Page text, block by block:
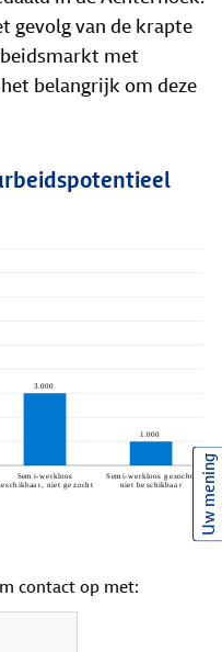
gevolg van de krapte
met
belangrijk om deze
contact op met:
Uw mening